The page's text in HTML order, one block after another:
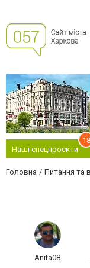
Наші спецпроєкти
18
Головна Питання та
Anita08